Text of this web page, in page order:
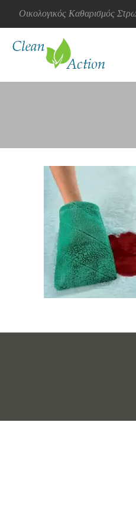
Οικολογικός Καθαρισμός